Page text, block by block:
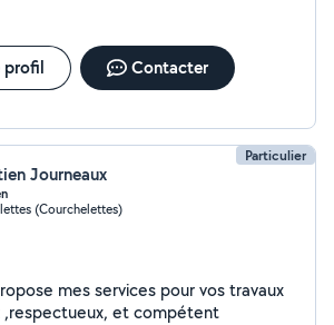
profil Contacter
Particulier
Journeaux
(Courchelettes)
mes services pour vos travaux
,respectueux, et compétent